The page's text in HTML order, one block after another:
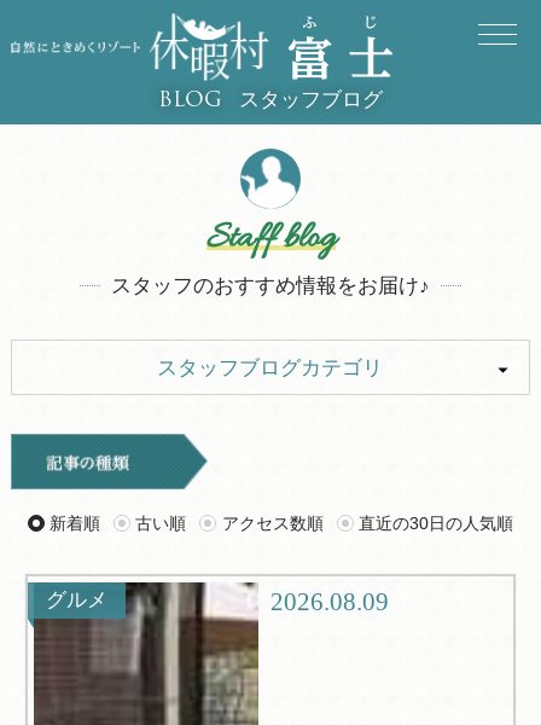
BLOG スタッフブログ
Staff blog
スタッフのおすすめ情報をお届け♪
スタッフブログカテゴリ
お知らせ
ツアー グルメ
観光
Q＆A
新着順 古い順 アクセス数順 直近の30日の人気順
グルメ 2026.08.09